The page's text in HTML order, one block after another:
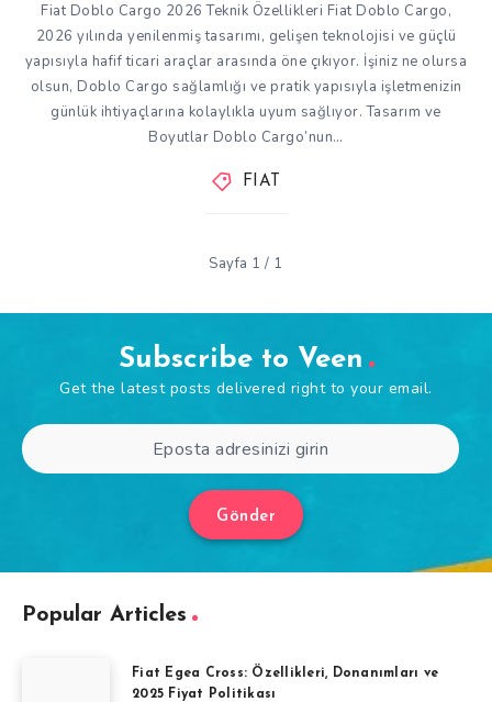
Fiat Doblo Cargo 2026 Teknik Özellikleri Fiat Doblo Cargo,
2026 yılında yenilenmiş tasarımı, gelişen teknolojisi ve güçlü
yapısıyla hafif ticari araçlar arasında öne çıkıyor. İşiniz ne olursa
olsun, Doblo Cargo sağlamlığı ve pratik yapısıyla işletmenizin
günlük ihtiyaçlarına kolaylıkla uyum sağlıyor. Tasarım ve
Boyutlar Doblo Cargo’nun…
FIAT
Sayfa 1 / 1
Subscribe to Veen
Get the latest posts delivered right to your email.
Gönder
Popular Articles
Fiat Egea Cross: Özellikleri, Donanımları ve
2025 Fiyat Politikası